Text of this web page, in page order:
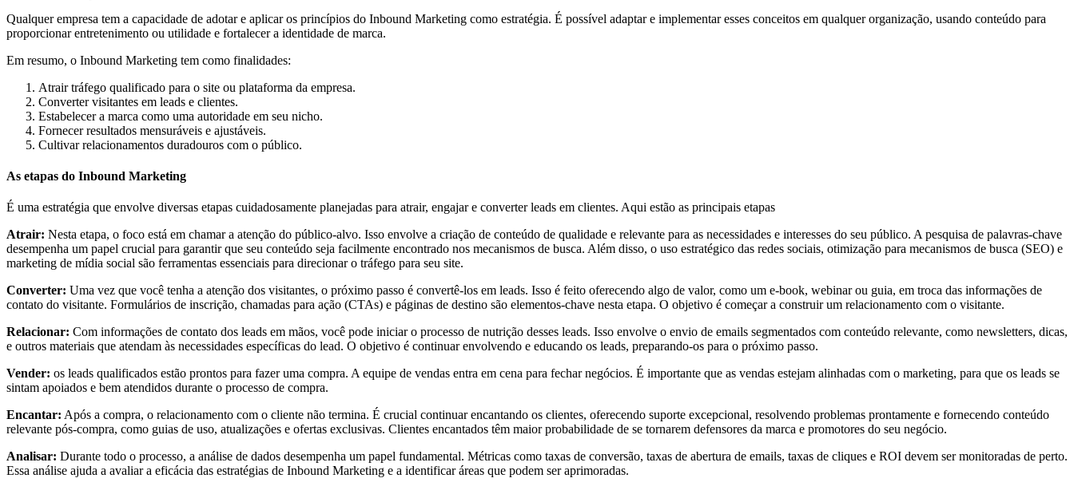
Qualquer empresa tem a capacidade de adotar e aplicar os princípios do Inbound Marketing como estratégia. É possível adaptar e implementar esses conceitos em qualquer organização, usando conteúdo para
proporcionar entretenimento ou utilidade e fortalecer a identidade de marca.
Em resumo, o Inbound Marketing tem como finalidades:
Atrair tráfego qualificado para o site ou plataforma da empresa.
Converter visitantes em leads e clientes.
Estabelecer a marca como uma autoridade em seu nicho.
Fornecer resultados mensuráveis e ajustáveis.
Cultivar relacionamentos duradouros com o público.
As etapas do Inbound Marketing
É uma estratégia que envolve diversas etapas cuidadosamente planejadas para atrair, engajar e converter leads em clientes. Aqui estão as principais etapas
Atrair: Nesta etapa, o foco está em chamar a atenção do público-alvo. Isso envolve a criação de conteúdo de qualidade e relevante para as necessidades e interesses do seu público. A pesquisa de palavras-chave
desempenha um papel crucial para garantir que seu conteúdo seja facilmente encontrado nos mecanismos de busca. Além disso, o uso estratégico das redes sociais, otimização para mecanismos de busca (SEO) e
marketing de mídia social são ferramentas essenciais para direcionar o tráfego para seu site.
Converter: Uma vez que você tenha a atenção dos visitantes, o próximo passo é convertê-los em leads. Isso é feito oferecendo algo de valor, como um e-book, webinar ou guia, em troca das informações de
contato do visitante. Formulários de inscrição, chamadas para ação (CTAs) e páginas de destino são elementos-chave nesta etapa. O objetivo é começar a construir um relacionamento com o visitante.
Relacionar: Com informações de contato dos leads em mãos, você pode iniciar o processo de nutrição desses leads. Isso envolve o envio de emails segmentados com conteúdo relevante, como newsletters, dicas,
e outros materiais que atendam às necessidades específicas do lead. O objetivo é continuar envolvendo e educando os leads, preparando-os para o próximo passo.
Vender: os leads qualificados estão prontos para fazer uma compra. A equipe de vendas entra em cena para fechar negócios. É importante que as vendas estejam alinhadas com o marketing, para que os leads se
sintam apoiados e bem atendidos durante o processo de compra.
Encantar: Após a compra, o relacionamento com o cliente não termina. É crucial continuar encantando os clientes, oferecendo suporte excepcional, resolvendo problemas prontamente e fornecendo conteúdo
relevante pós-compra, como guias de uso, atualizações e ofertas exclusivas. Clientes encantados têm maior probabilidade de se tornarem defensores da marca e promotores do seu negócio.
Analisar: Durante todo o processo, a análise de dados desempenha um papel fundamental. Métricas como taxas de conversão, taxas de abertura de emails, taxas de cliques e ROI devem ser monitoradas de perto.
Essa análise ajuda a avaliar a eficácia das estratégias de Inbound Marketing e a identificar áreas que podem ser aprimoradas.